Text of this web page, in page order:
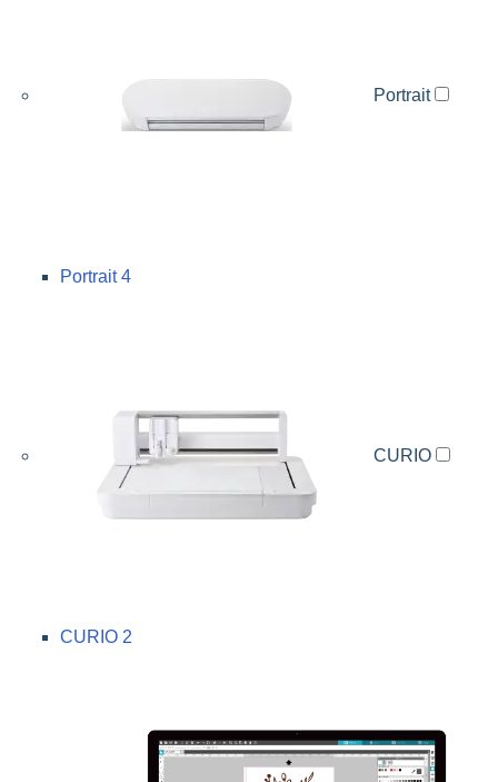
Portrait
Portrait 4
CURIO
CURIO 2